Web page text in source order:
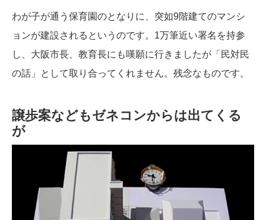
わが子が通う保育園のとなりに、突如9階建てのマンシ
ョンが建設されるというのです。1万筆近い署名を持参
し、大阪市長、教育長にも嘆願に行きましたが「民対民
の話」として取り合ってくれません。残念なものです。
譲歩案などもゼネコンからは出てくる
が